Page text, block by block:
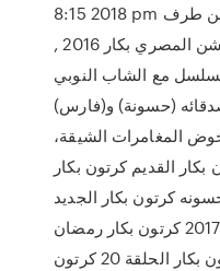
2018 8:15 pm من طرف ema 01/09/37 · الحلقة
الاولى من مسلسل الانيميشن المصري بكار 2016 ,
المسلسل مع الشاب النوبي
(حسونة) و(فارس)
المغامرات الشيقة،
2018 كرتون بكار القديم كرتون بكار
كرتون بكار الجديد
كرتون بكار كامل كرتون بكار 2017 كرتون بكار رمضان
2019 كرتون بكار للاطفال كرتون بكار الحلقة 20 كرتون